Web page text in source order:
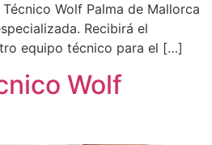
Wolf Palma de Mallorca
Recibirá el
equipo técnico para el […]
Wolf